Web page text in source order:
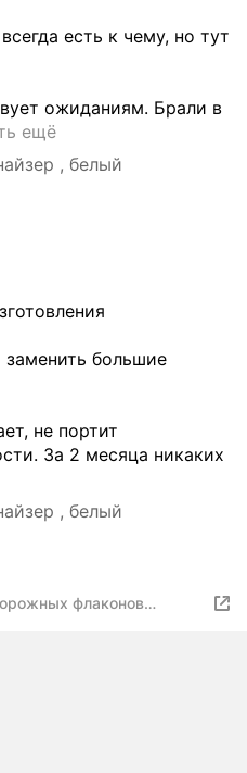
есть к чему, но тут
ожиданиям. Брали в
ещё
, белый
заменить большие
не портит
За 2 месяца никаких
, белый
флаконов